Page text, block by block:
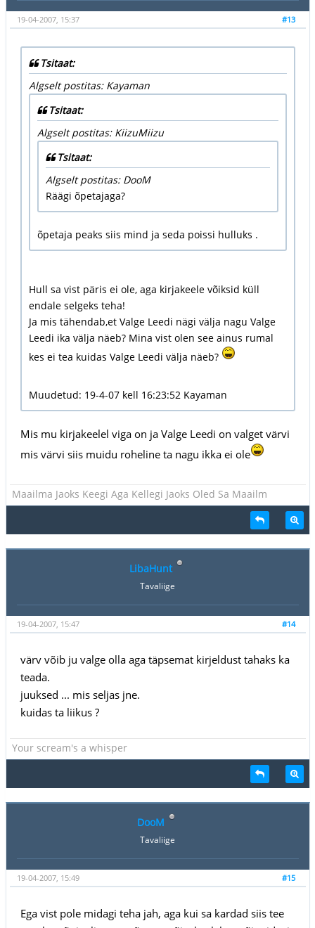
#13
19-04-2007, 15:37
Tsitaat:
Algselt postitas: Kayaman
Tsitaat:
Algselt postitas: KiizuMiizu
Tsitaat:
Algselt postitas: DooM
Räägi õpetajaga?
õpetaja peaks siis mind ja seda poissi hulluks .
Hull sa vist päris ei ole, aga kirjakeele võiksid küll
endale selgeks teha!
Ja mis tähendab,et Valge Leedi nägi välja nagu Valge
Leedi ika välja näeb? Mina vist olen see ainus rumal
kes ei tea kuidas Valge Leedi välja näeb?
Muudetud: 19-4-07 kell 16:23:52 Kayaman
Mis mu kirjakeelel viga on ja Valge Leedi on valget värvi
mis värvi siis muidu roheline ta nagu ikka ei ole
Maailma Jaoks Keegi Aga Kellegi Jaoks Oled Sa Maailm
LibaHunt
Tavaliige
#14
19-04-2007, 15:47
värv võib ju valge olla aga täpsemat kirjeldust tahaks ka
teada.
juuksed ... mis seljas jne.
kuidas ta liikus ?
Your scream's a whisper
DooM
Tavaliige
#15
19-04-2007, 15:49
Ega vist pole midagi teha jah, aga kui sa kardad siis tee